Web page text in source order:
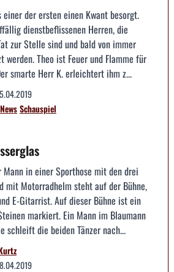
der ersten einen Kwant besorgt.
dienstbeflissenen Herren, die
zur Stelle sind und bald von immer
werden. Theo ist Feuer und Flamme für
smarte Herr K. erleichtert ihm z...
NewsSchauspiel
in einer Sporthose mit den drei
mit Motorradhelm steht auf der Bühne,
E-Gitarrist. Auf dieser Bühne ist ein
markiert. Ein Mann im Blaumann
schleift die beiden Tänzer nach...